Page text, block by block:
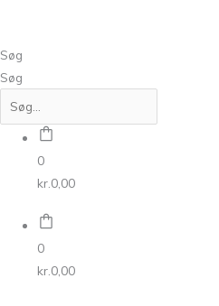
Søg
Søg
0
kr. 0,00
0
kr. 0,00